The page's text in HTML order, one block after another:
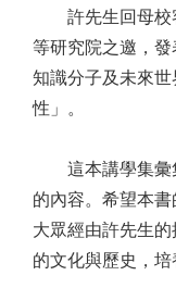
許先生回母校
等研究院之邀，
知識分子及未來
性」。
這本講學集彙
的內容。希望本
大眾經由許先生
的文化與歷史，